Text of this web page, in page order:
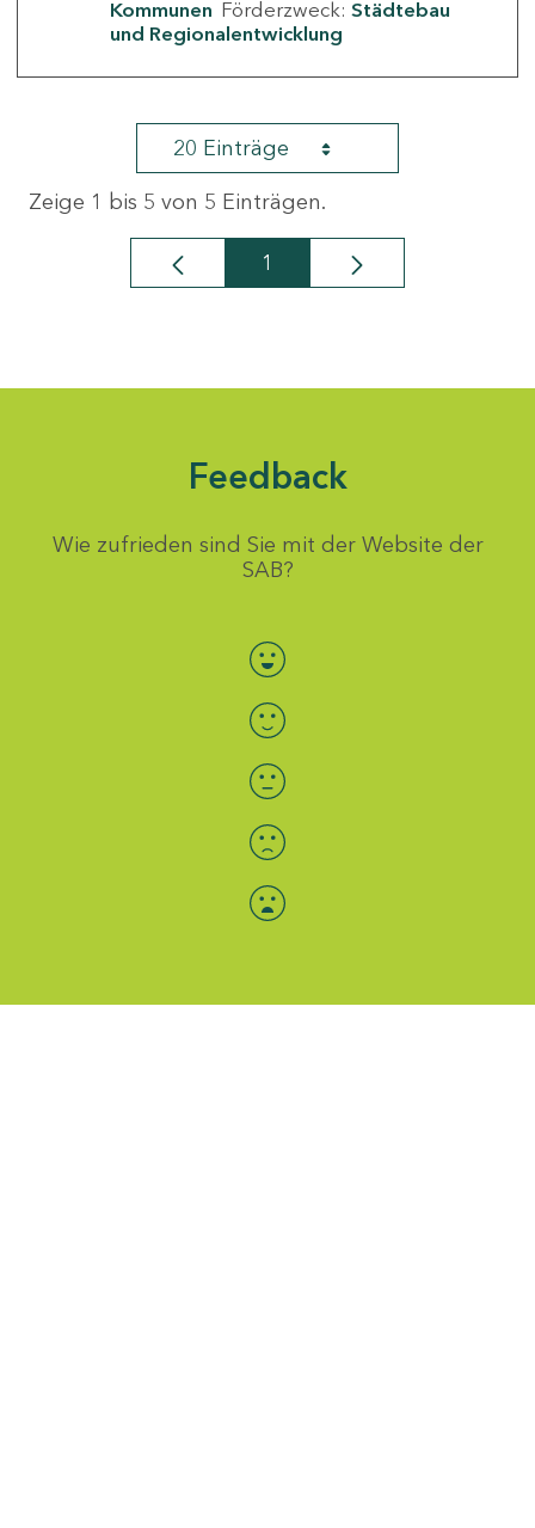
Kommunen Förderzweck: Städtebau
und Regionalentwicklung
20 Einträge
Zeige 1 bis 5 von 5 Einträgen.
Seite
1
Feedback
Wie zufrieden sind Sie mit der Website der
SAB?
Bewertung auswählen